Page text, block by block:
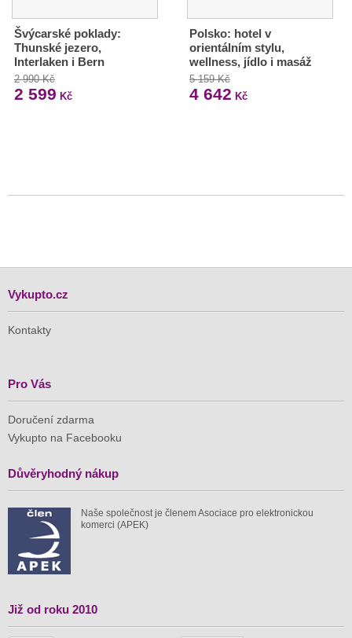
Švýcarské poklady:
Thunské jezero,
Interlaken i Bern
2 990 Kč
2 599 Kč
Polsko: hotel v
orientálním stylu,
wellness, jídlo i masáž
5 159 Kč
4 642 Kč
Vykupto.cz
Kontakty
Pro Vás
Doručení zdarma
Vykupto na Facebooku
Důvěryhodný nákup
Naše společnost je členem Asociace pro elektronickou
komerci (APEK)
Již od roku 2010